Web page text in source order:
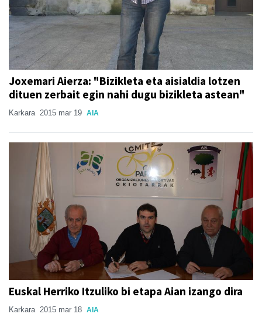
Joxemari Aierza: "Bizikleta eta aisialdia lotzen
dituen zerbait egin nahi dugu bizikleta astean"
Karkara 2015 mar 19 AIA
Euskal Herriko Itzuliko bi etapa Aian izango dira
Karkara 2015 mar 18 AIA